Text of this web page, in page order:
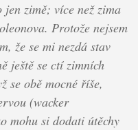
zimě; více než zima
Protože nejsem
že se mi nezdá stav
ještě se ctí zimních
se obě mocné říše,
(wacker
mohu si dodati útěchy